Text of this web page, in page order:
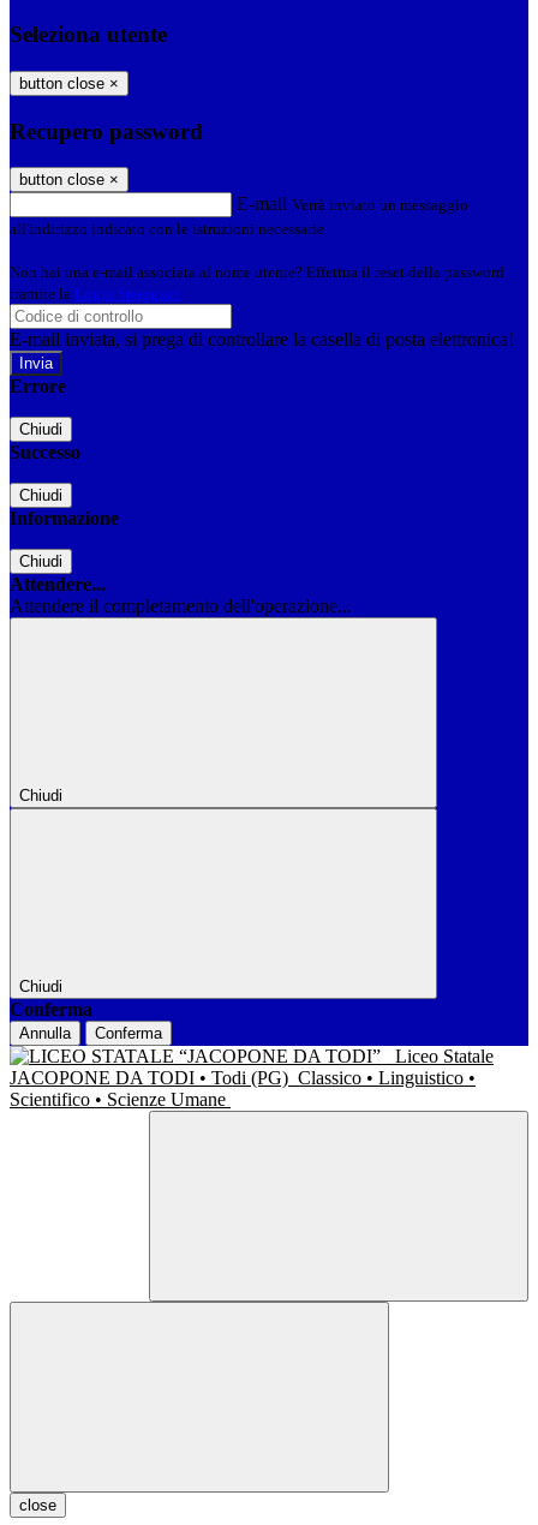
Seleziona utente
button close ×
Recupero password
button close ×
E-mail Verrà inviato un messaggio
all'indirizzo indicato con le istruzioni necessarie.
Non hai una e-mail associata al nome utente? Effettua il reset della password
tramite la Login Spaggiari
E-mail inviata, si prega di controllare la casella di posta elettronica!
Errore
Chiudi
Successo
Chiudi
Informazione
Chiudi
Attendere...
Attendere il completamento dell'operazione...
Chiudi
Chiudi
Conferma
Annulla Conferma
Liceo Statale
JACOPONE DA TODI • Todi (PG) Classico • Linguistico •
Scientifico • Scienze Umane
close